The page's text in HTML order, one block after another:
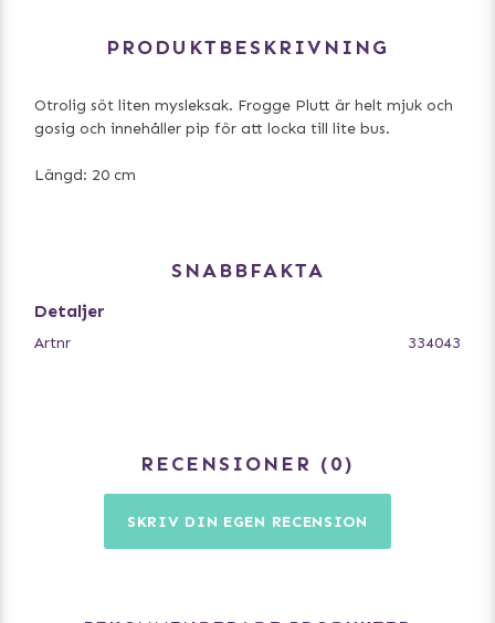
PRODUKTBESKRIVNING
Otrolig söt liten mysleksak. Frogge Plutt är helt mjuk och
gosig och innehåller pip för att locka till lite bus.
Längd: 20 cm
SNABBFAKTA
Detaljer
Artnr 334043
RECENSIONER 0
SKRIV DIN EGEN RECENSION